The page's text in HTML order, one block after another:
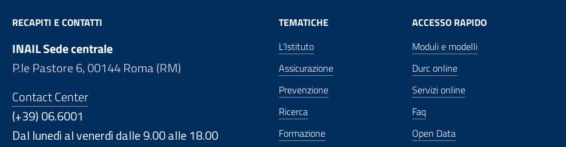
RECAPITI E CONTATTI
INAIL Sede centrale
P.le Pastore 6, 00144 Roma (RM)
Contact Center
(+39) 06.6001
Dal lunedì al venerdì dalle 9.00 alle 18.00
TEMATICHE
L'Istituto
Assicurazione
Prevenzione
Ricerca
Formazione
ACCESSO RAPIDO
Moduli e modelli
Durc online
Servizi online
Faq
Open Data